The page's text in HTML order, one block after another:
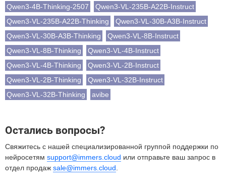
Qwen3-4B-Thinking-2507
Qwen3-VL-235B-A22B-Instruct
Qwen3-VL-235B-A22B-Thinking
Qwen3-VL-30B-A3B-Instruct
Qwen3-VL-30B-A3B-Thinking
Qwen3-VL-8B-Instruct
Qwen3-VL-8B-Thinking
Qwen3-VL-4B-Instruct
Qwen3-VL-4B-Thinking
Qwen3-VL-2B-Instruct
Qwen3-VL-2B-Thinking
Qwen3-VL-32B-Instruct
Qwen3-VL-32B-Thinking
avibe
Остались вопросы?
Свяжитесь с нашей специализированной группой поддержки по
нейросетям support@immers.cloud или отправьте ваш запрос в
отдел продаж sale@immers.cloud